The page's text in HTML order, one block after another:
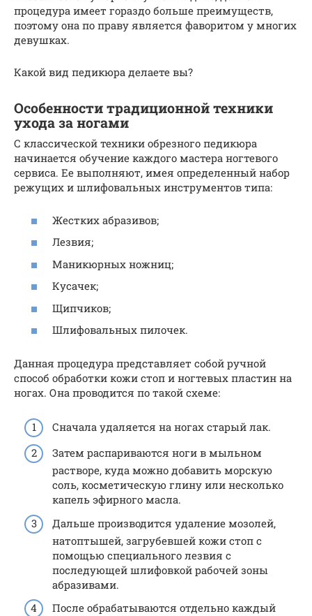
процедура имеет гораздо больше преимуществ,
поэтому она по праву является фаворитом у многих
девушках.
Какой вид педикюра делаете вы?
Особенности традиционной техники
ухода за ногами
С классической техники обрезного педикюра
начинается обучение каждого мастера ногтевого
сервиса. Ее выполняют, имея определенный набор
режущих и шлифовальных инструментов типа:
Жестких абразивов;
Лезвия;
Маникюрных ножниц;
Кусачек;
Щипчиков;
Шлифовальных пилочек.
Данная процедура представляет собой ручной
способ обработки кожи стоп и ногтевых пластин на
ногах. Она проводится по такой схеме:
Сначала удаляется на ногах старый лак.
Затем распариваются ноги в мыльном
растворе, куда можно добавить морскую
соль, косметическую глину или несколько
капель эфирного масла.
Дальше производится удаление мозолей,
натоптышей, загрубевшей кожи стоп с
помощью специального лезвия с
последующей шлифовкой рабочей зоны
абразивами.
После обрабатываются отдельно каждый